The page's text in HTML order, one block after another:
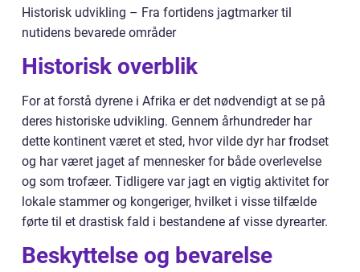
Historisk udvikling – Fra fortidens jagtmarker til
nutidens bevarede områder
Historisk overblik
For at forstå dyrene i Afrika er det nødvendigt at se på
deres historiske udvikling. Gennem århundreder har
dette kontinent været et sted, hvor vilde dyr har frodset
og har været jaget af mennesker for både overlevelse
og som trofæer. Tidligere var jagt en vigtig aktivitet for
lokale stammer og kongeriger, hvilket i visse tilfælde
førte til et drastisk fald i bestandene af visse dyrearter.
Beskyttelse og bevarelse